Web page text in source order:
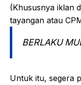
(Khususnya iklan
tayangan atau
BERLAKU
Untuk itu, segera